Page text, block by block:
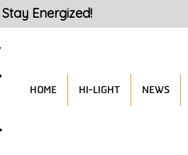
Stay Energized!
HOME HI-LIGHT NEWS